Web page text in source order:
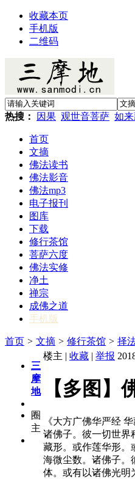
收藏本页
手机版
二维码
热搜： 因果 观世音菩萨 如
首页
文摘
佛法读书
佛法影音
佛法mp3
电子报刊
图库
下载
修行茶馆
菩萨六度
佛法实修
净土
禅宗
成佛之道
手机版
首页 > 文摘 > 修行茶馆 > 择
三
摩
地
圈
主
楼主 | 收藏 | 举报
【多图
《大方广佛华严经
诸佛子。彼一切世界
藏形。或作莲华形。
海微尘数。诸佛子。
体。或有以诸佛光明